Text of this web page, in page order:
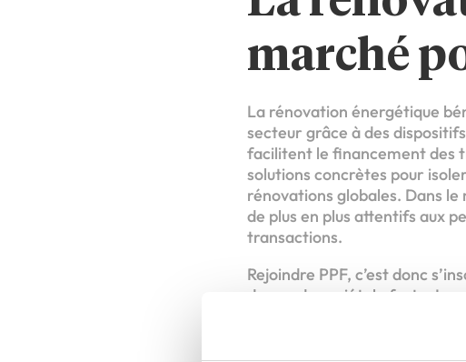
marché
La rénovation énergétique
secteur grâce à des
facilitent le financement des
solutions concrètes pour
rénovations globales. Dans
de plus en plus attentifs aux
transactions.
Rejoindre PPF, c’est donc
demande sociétale forte. Le
quotidien des clients tout en
métier qui combine utilité